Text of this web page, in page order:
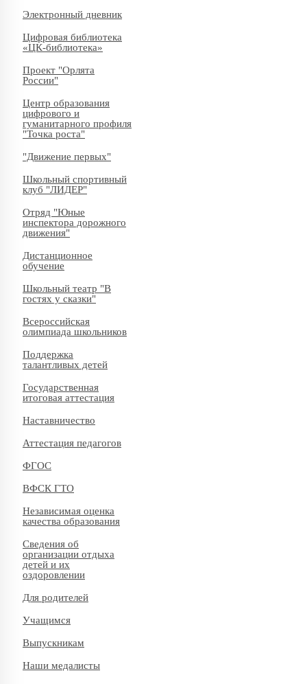
Электронный дневник
Цифровая библиотека
«ЦК-библиотека»
Проект "Орлята
России"
Центр образования
цифрового и
гуманитарного профиля
"Точка роста"
"Движение первых"
Школьный спортивный
клуб "ЛИДЕР"
Отряд "Юные
инспектора дорожного
движения"
Дистанционное
обучение
Школьный театр "В
гостях у сказки"
Всероссийская
олимпиада школьников
Поддержка
талантливых детей
Государственная
итоговая аттестация
Наставничество
Аттестация педагогов
ФГОС
ВФСК ГТО
Независимая оценка
качества образования
Сведения об
организации отдыха
детей и их
оздоровлении
Для родителей
Учащимся
Выпускникам
Наши медалисты